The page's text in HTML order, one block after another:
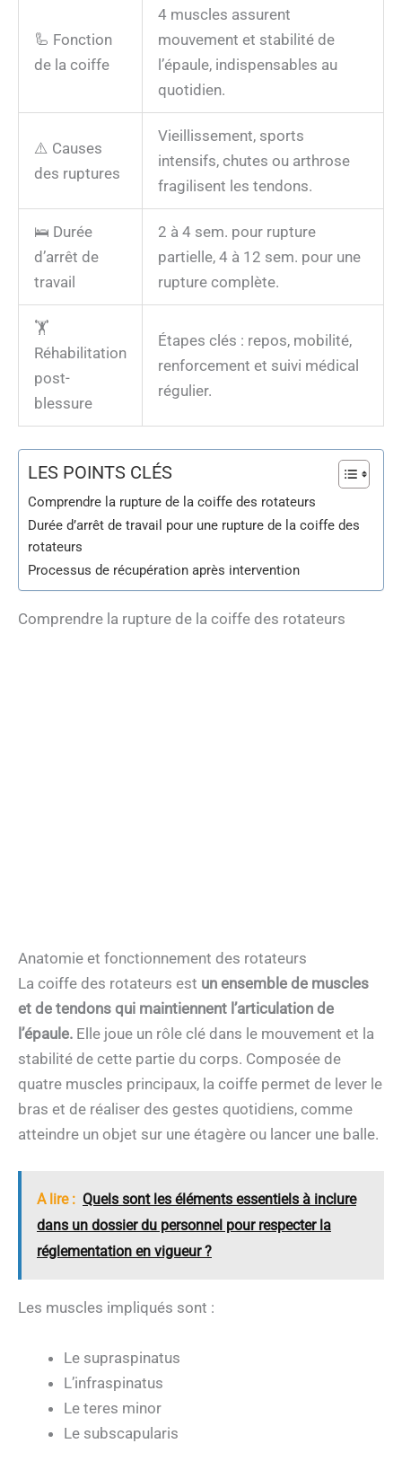
🦾 Fonction
de la coiffe
4 muscles assurent
mouvement et stabilité de
l’épaule, indispensables au
quotidien.
⚠️ Causes
des ruptures
Vieillissement, sports
intensifs, chutes ou arthrose
fragilisent les tendons.
🛌 Durée
d’arrêt de
travail
2 à 4 sem. pour rupture
partielle, 4 à 12 sem. pour une
rupture complète.
🏋️
Réhabilitation
post-
blessure
Étapes clés : repos, mobilité,
renforcement et suivi médical
régulier.
LES POINTS CLÉS
Comprendre la rupture de la coiffe des rotateurs
Durée d’arrêt de travail pour une rupture de la coiffe des
rotateurs
Processus de récupération après intervention
Comprendre la rupture de la coiffe des rotateurs
Anatomie et fonctionnement des rotateurs
La coiffe des rotateurs est un ensemble de muscles
et de tendons qui maintiennent l’articulation de
l’épaule. Elle joue un rôle clé dans le mouvement et la
stabilité de cette partie du corps. Composée de
quatre muscles principaux, la coiffe permet de lever le
bras et de réaliser des gestes quotidiens, comme
atteindre un objet sur une étagère ou lancer une balle.
A lire : Quels sont les éléments essentiels à inclure
dans un dossier du personnel pour respecter la
réglementation en vigueur ?
Les muscles impliqués sont :
Le supraspinatus
L’infraspinatus
Le teres minor
Le subscapularis